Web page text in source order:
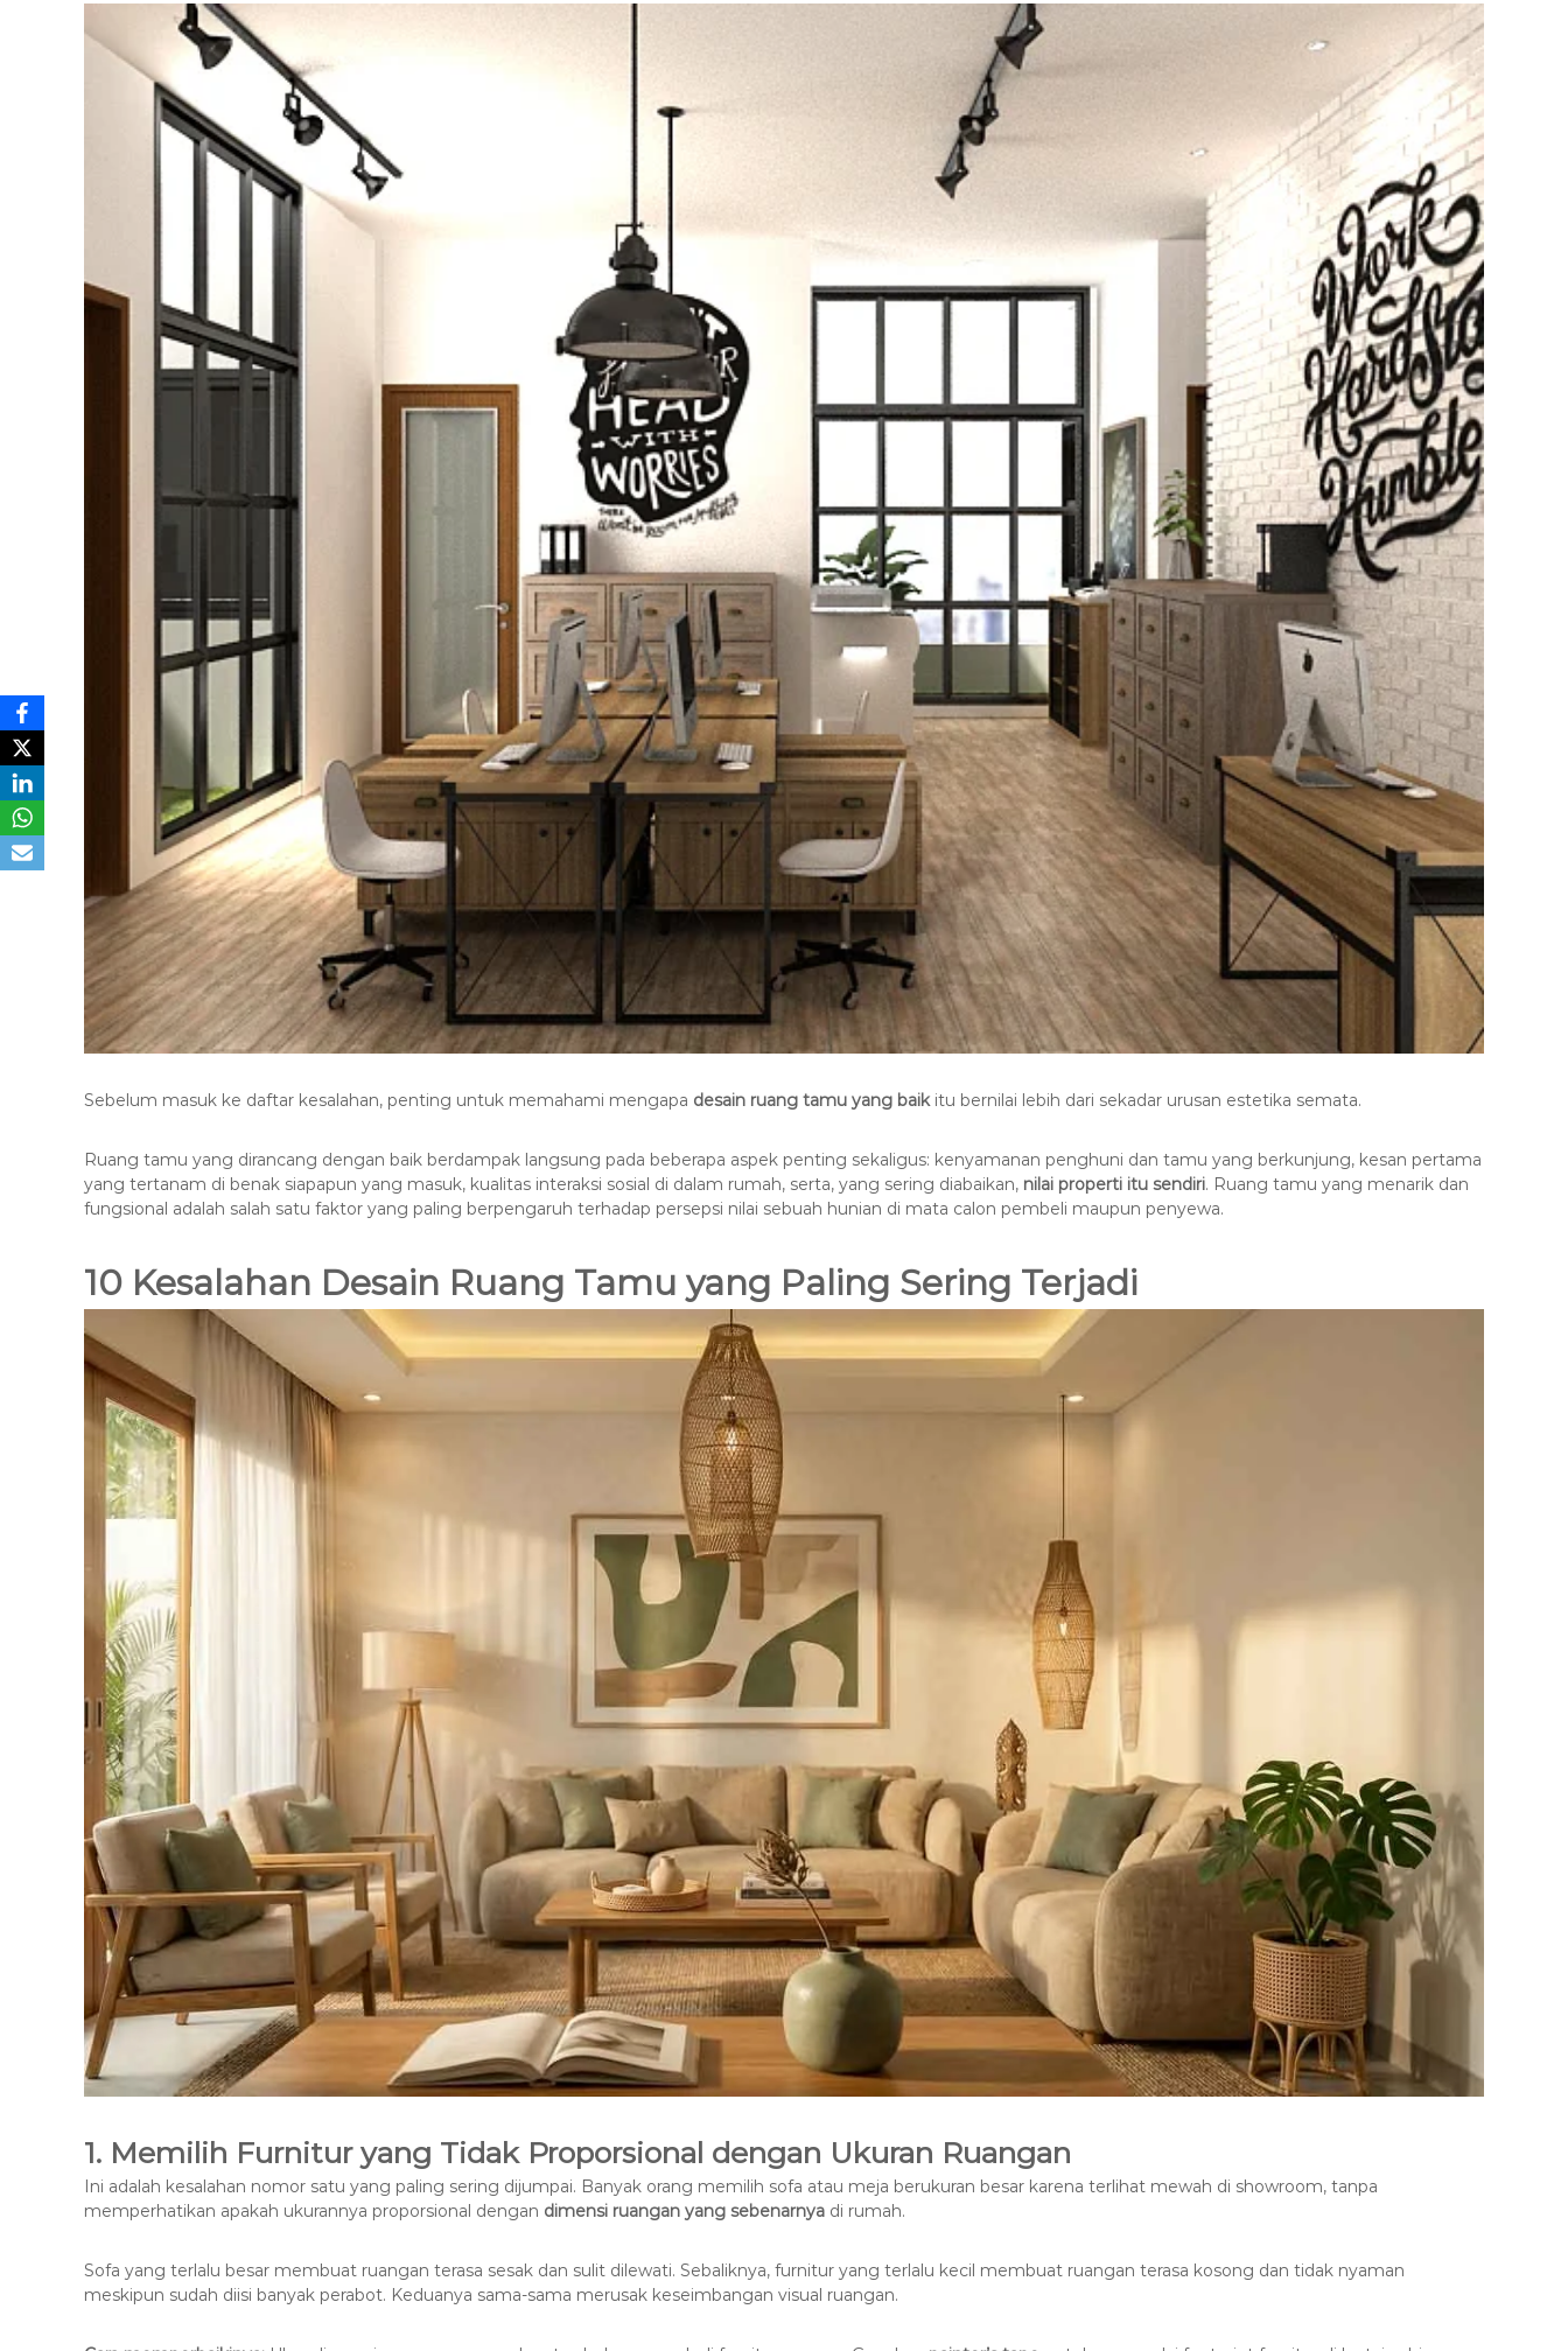
Sebelum masuk ke daftar kesalahan, penting untuk memahami mengapa desain ruang tamu yang baikitu bernilai lebih dari sekadar urusan estetika semata.
Ruang tamu yang dirancang dengan baik berdampak langsung pada beberapa aspek penting sekaligus: kenyamanan penghuni dan tamu yang berkunjung, kesan pertama
yang tertanam di benak siapapun yang masuk, kualitas interaksi sosial di dalam rumah, serta, yang sering diabaikan, nilai properti itu sendiri. Ruang tamu yang menarik dan
fungsional adalah salah satu faktor yang paling berpengaruh terhadap persepsi nilai sebuah hunian di mata calon pembeli maupun penyewa.
10 Kesalahan Desain Ruang Tamu yang Paling Sering Terjadi
1. Memilih Furnitur yang Tidak Proporsional dengan Ukuran Ruangan
Ini adalah kesalahan nomor satu yang paling sering dijumpai. Banyak orang memilih sofa atau meja berukuran besar karena terlihat mewah di showroom, tanpa
memperhatikan apakah ukurannya proporsional dengan dimensi ruangan yang sebenarnya di rumah.
Sofa yang terlalu besar membuat ruangan terasa sesak dan sulit dilewati. Sebaliknya, furnitur yang terlalu kecil membuat ruangan terasa kosong dan tidak nyaman
meskipun sudah diisi banyak perabot. Keduanya sama-sama merusak keseimbangan visual ruangan.